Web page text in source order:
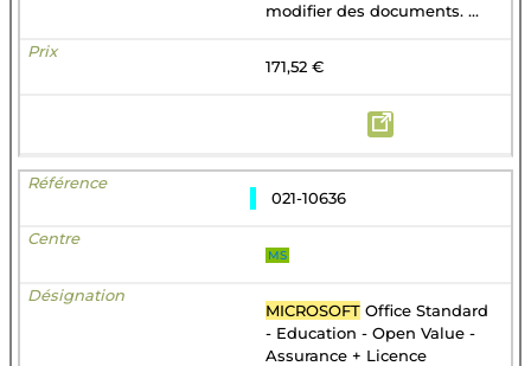
modifier des documents. ...
171,52 €
021-10636
MS
MICROSOFT Office Standard
- Education - Open Value -
Assurance + Licence